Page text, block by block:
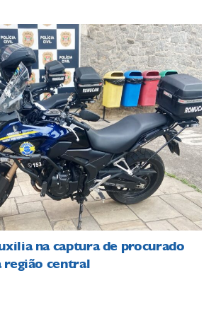
na captura de procurado
região central